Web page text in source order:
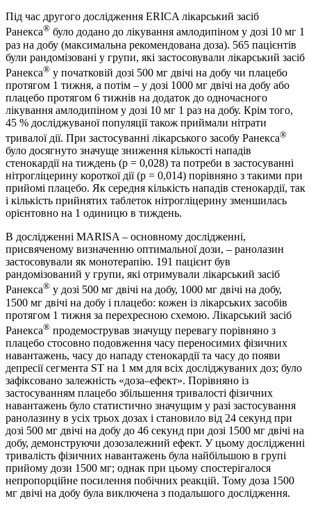
Під час другого дослідження ERICA лікарський засіб
Ранекса® було додано до лікування амлодипіном у дозі 10 мг 1
раз на добу (максимальна рекомендована доза). 565 пацієнтів
були рандомізовані у групи, які застосовували лікарський засіб
Ранекса® у початковій дозі 500 мг двічі на добу чи плацебо
протягом 1 тижня, а потім – у дозі 1000 мг двічі на добу або
плацебо протягом 6 тижнів на додаток до одночасного
лікування амлодипіном у дозі 10 мг 1 раз на добу. Крім того,
45 % досліджуваної популяції також приймали нітрати
тривалої дії. При застосуванні лікарського засобу Ранекса®
було досягнуто значуще зниження кількості нападів
стенокардії на тиждень (р = 0,028) та потреби в застосуванні
нітрогліцерину короткої дії (р = 0,014) порівняно з такими при
прийомі плацебо. Як середня кількість нападів стенокардії, так
і кількість прийнятих таблеток нітрогліцерину зменшилась
орієнтовно на 1 одиницю в тиждень.
В дослідженні MARISA – основному дослідженні,
присвяченому визначенню оптимальної дози, – ранолазин
застосовували як монотерапію. 191 пацієнт був
рандомізований у групи, які отримували лікарський засіб
Ранекса® у дозі 500 мг двічі на добу, 1000 мг двічі на добу,
1500 мг двічі на добу і плацебо: кожен із лікарських засобів
протягом 1 тижня за перехресною схемою. Лікарський засіб
Ранекса® продемострував значущу перевагу порівняно з
плацебо стосовно подовження часу переносимих фізичних
навантажень, часу до нападу стенокардії та часу до появи
депресії сегмента ST на 1 мм для всіх досліджуваних доз; було
зафіксовано залежність «доза–ефект». Порівняно із
застосуванням плацебо збільшення тривалості фізичних
навантажень було статистично значущим у разі застосування
ранолазину в усіх трьох дозах і становило від 24 секунд при
дозі 500 мг двічі на добу до 46 секунд при дозі 1500 мг двічі на
добу, демонструючи дозозалежний ефект. У цьому дослідженні
тривалість фізичних навантажень була найбільшою в групі
прийому дози 1500 мг; однак при цьому спостерігалося
непропорційне посилення побічних реакцій. Тому доза 1500
мг двічі на добу була виключена з подальшого дослідження.